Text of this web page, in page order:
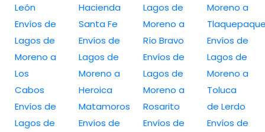
León
Envíos de
Lagos de
Moreno a
Los
Cabos
Envíos de
Lagos de
Hacienda
Santa Fe
Envíos de
Lagos de
Moreno a
Heroica
Matamoros
Envíos de
Lagos de
Moreno a
Río Bravo
Envíos de
Lagos de
Moreno a
Rosarito
Envíos de
Moreno a
Envíos de
Lagos de
Moreno a
Toluca
de Lerdo
Envíos de